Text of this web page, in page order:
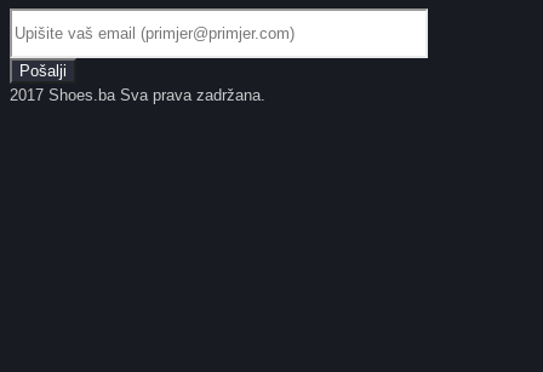
2017 Shoes.ba Sva prava zadržana.